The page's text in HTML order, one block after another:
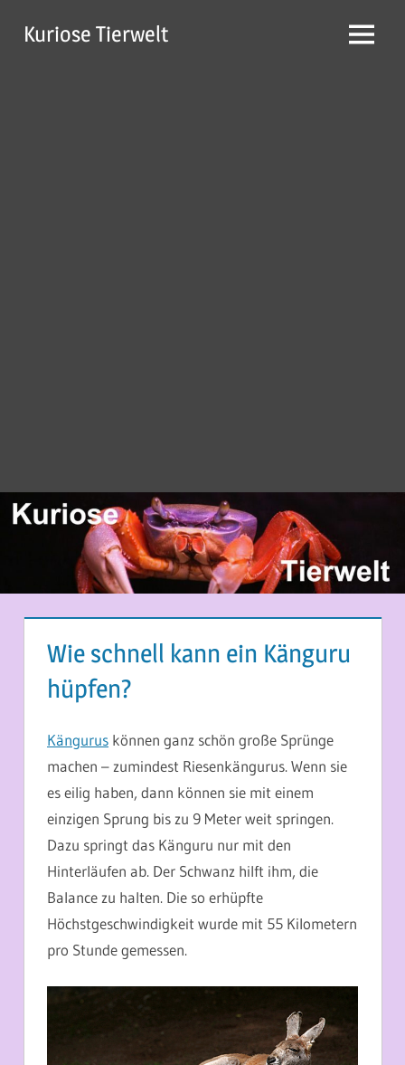
InhaltKuriose Tierwelt Menü
Wie schnell kann ein Känguru
hüpfen?
Kängurus können ganz schön große Sprünge
machen – zumindest Riesenkängurus. Wenn sie
es eilig haben, dann können sie mit einem
einzigen Sprung bis zu 9 Meter weit springen.
Dazu springt das Känguru nur mit den
Hinterläufen ab. Der Schwanz hilft ihm, die
Balance zu halten. Die so erhüpfte
Höchstgeschwindigkeit wurde mit 55 Kilometern
pro Stunde gemessen.